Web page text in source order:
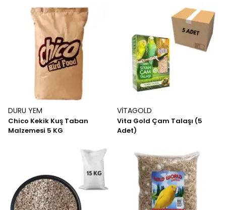
DURU YEM
Chico Kekik Kuş Taban
Malzemesi 5 KG
VİTAGOLD
Vita Gold Çam Talaşı (5
Adet)